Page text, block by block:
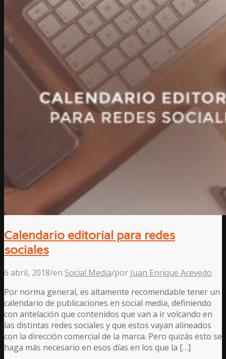
Calendario editorial para redes
sociales
6 abril, 2018/en Social Media/por Juan Enrique Acevedo
Por norma general, es altamente recomendable tener un
calendario de publicaciones en social media, definiendo
con antelación que contenidos que van a ir volcando en
las distintas redes sociales y que estos vayan alineados
con la dirección comercial de la marca. Pero quizás esto se
haga más necesario en esos días en los que la […]